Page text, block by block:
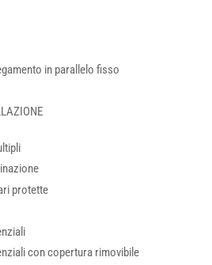
in parallelo fisso
protette
con copertura rimovibile